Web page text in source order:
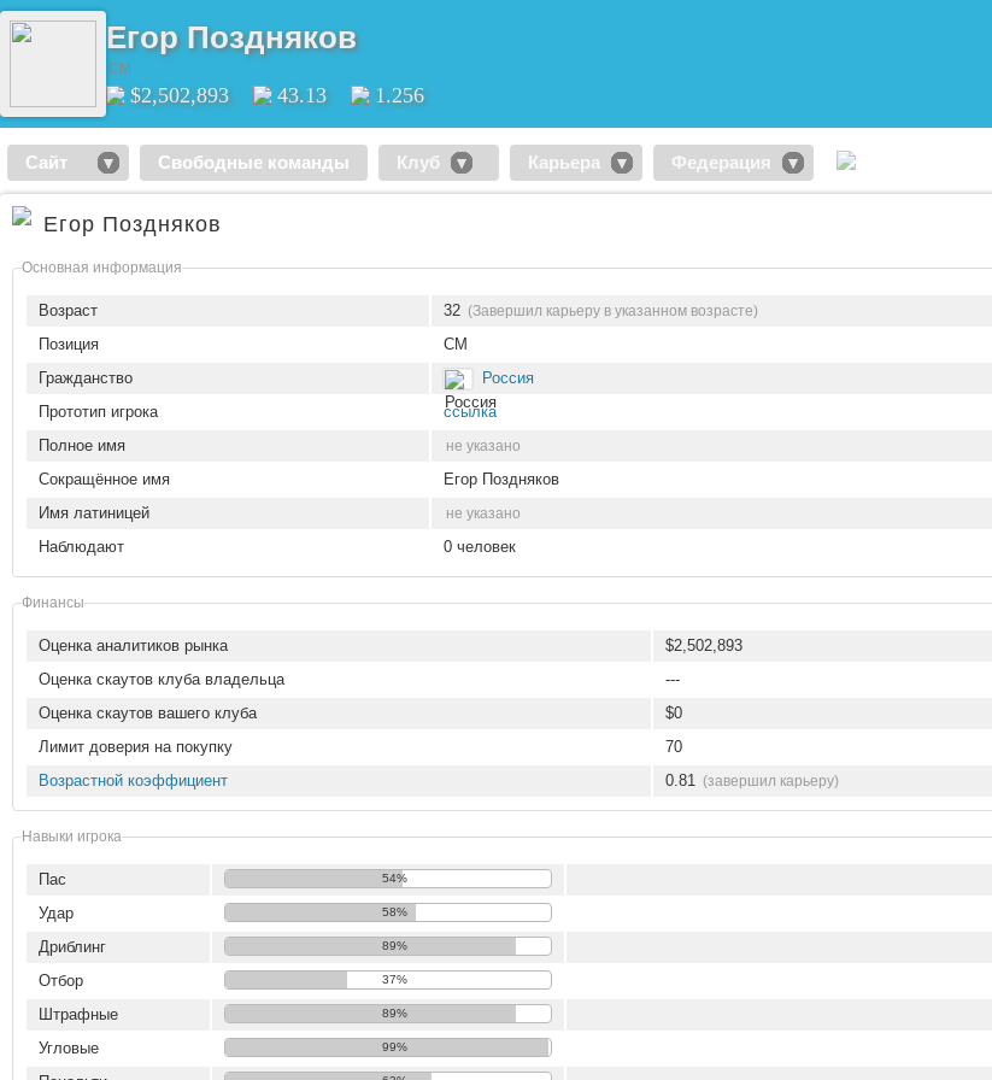
Егор Поздняков
CM
$2,502,893 43.13 1.256
Сайт Свободные команды Клуб Карьера Федерация
Егор Поздняков
Основная информация
Возраст 32 (Завершил карьеру в указанном возрасте)
Позиция
CM
Гражданство
Россия
Прототип игрока
ссылка
Полное имя
не указано
Сокращённое имя
Егор Поздняков
Имя латиницей
не указано
Наблюдают 0 человек
Финансы
Оценка аналитиков рынка $2,502,893
Оценка скаутов клуба владельца
---
Оценка скаутов вашего клуба
$0
Лимит доверия на покупку
70
Возрастной коэффициент
0.81 (завершил карьеру)
Навыки игрока
Пас 54%
Удар 58%
Дриблинг 89%
Отбор 37%
Штрафные 89%
Угловые 99%